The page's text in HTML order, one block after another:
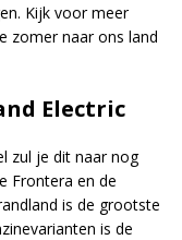
Kijk voor meer
zomer naar ons land
Electric
zul je dit naar nog
Frontera en de
is de grootste
is de